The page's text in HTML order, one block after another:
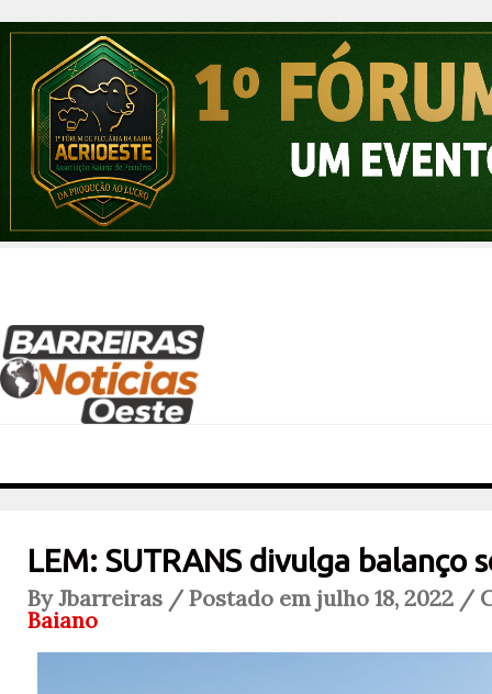
LEM: SUTRANS divulga balanço
By Jbarreiras / Postado em julho 18, 2022 /
Baiano